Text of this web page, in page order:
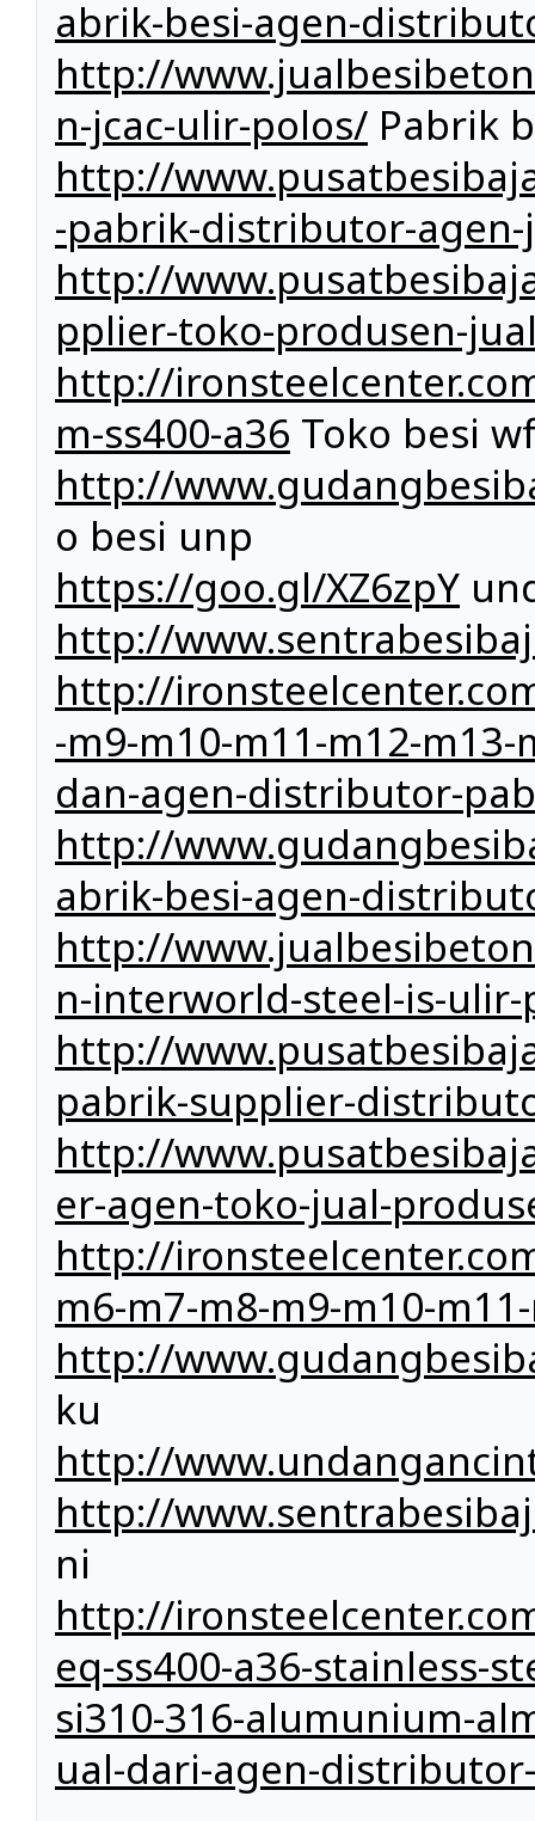
abrik-besi-agen-
http://
n-jcac-ulir-polos/ Pabrik
http://
-pabrik-distributor-
http://
pplier-toko-produsen-
http://
m-ss400-a36 Toko besi
http://
o besi unp
https://goo.gl/XZ6zpY
http://
http://
-m9-m10-m11-m12-
dan-agen-distributor-
http://
abrik-besi-agen-
http://
n-interworld-steel-is-
http://
pabrik-supplier-
http://
er-agen-toko-jual-
http://
m6-m7-m8-m9-m10-
http://
ku
http://
http://
ni
http://
eq-ss400-a36-stainless-
si310-316-alumunium-
ual-dari-agen-